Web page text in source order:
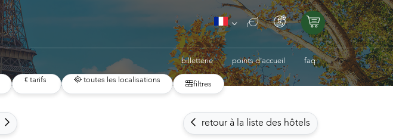
billetterie points d’accueil faq
€ tarifs toutes les localisations filtres
retour à la liste des hôtels